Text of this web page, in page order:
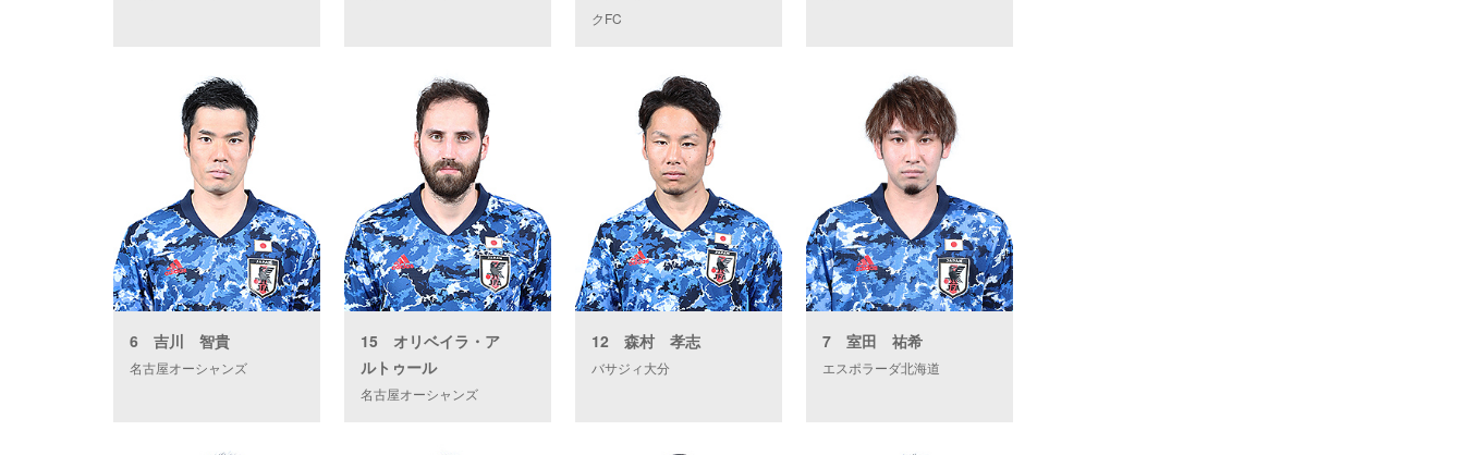
クFC
6 吉川 智貴
名古屋オーシャンズ
15 オリベイラ・ア
ルトゥール
名古屋オーシャンズ
12 森村 孝志
バサジィ大分
7 室田 祐希
エスポラーダ北海道